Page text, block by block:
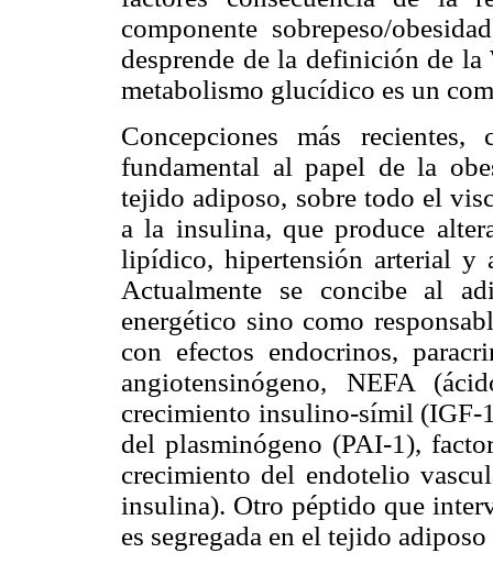
componente sobrepeso/
desprende de la definición de
metabolismo glucídico es un
Concepciones más
fundamental al papel de la
tejido adiposo, sobre todo el
a la insulina, que produce
lipídico, hipertensión arterial y
Actualmente se concibe al
energético sino como
con efectos endocrinos,
angiotensinógeno, NEFA
crecimiento insulino-símil
del plasminógeno (PAI-1),
crecimiento del endotelio
insulina). Otro péptido que
es segregada en el tejido